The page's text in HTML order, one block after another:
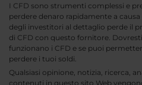
I CFD sono strumenti complessi e
perdere denaro rapidamente a causa
degli investitori al dettaglio perde il
di CFD con questo fornitore.
funzionano i CFD e se puoi
perdere i tuoi soldi.
Qualsiasi opinione, notizia, ricerca,
contenuti in questo sito Web